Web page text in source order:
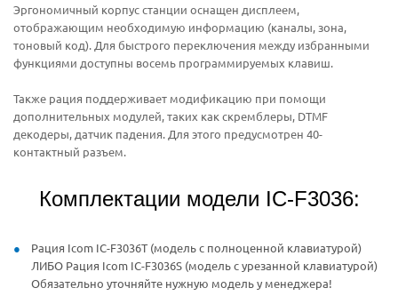
Эргономичный корпус станции оснащен дисплеем,
отображающим необходимую информацию (каналы, зона,
тоновый код). Для быстрого переключения между избранными
функциями доступны восемь программируемых клавиш.
Также рация поддерживает модификацию при помощи
дополнительных модулей, таких как скремблеры, DTMF
декодеры, датчик падения. Для этого предусмотрен 40-
контактный разъем.
Комплектации модели IC-F3036:
Рация Icom IC-F3036T (модель с полноценной клавиатурой)
ЛИБО Рация Icom IC-F3036S (модель с урезанной клавиатурой)
Обязательно уточняйте нужную модель у менеджера!